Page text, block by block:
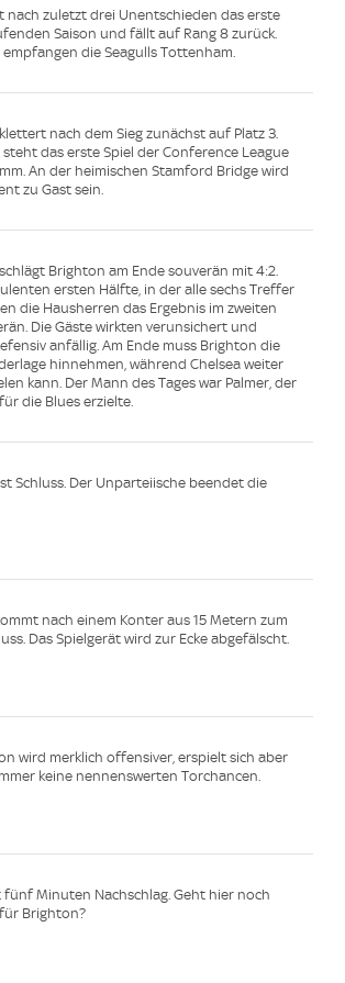
nach zuletzt drei Unentschieden das erste
Saison und fällt auf Rang 8 zurück.
die Seagulls Tottenham.
nach dem Sieg zunächst auf Platz 3.
das erste Spiel der Conference League
An der heimischen Stamford Bridge wird
zu Gast sein.
Brighton am Ende souverän mit 4:2.
ersten Hälfte, in der alle sechs Treffer
die Hausherren das Ergebnis im zweiten
Die Gäste wirkten verunsichert und
anfällig. Am Ende muss Brighton die
hinnehmen, während Chelsea weiter
kann. Der Mann des Tages war Palmer, der
die Blues erzielte.
Schluss. Der Unparteiische beendet die
nach einem Konter aus 15 Metern zum
Das Spielgerät wird zur Ecke abgefälscht.
wird merklich offensiver, erspielt sich aber
keine nennenswerten Torchancen.
fünf Minuten Nachschlag. Geht hier noch
Brighton?